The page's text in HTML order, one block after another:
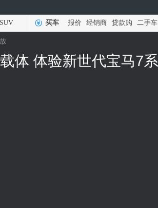
SUV 买车 报价 经销商 贷款购 二手车
体 体验新世代宝马7系